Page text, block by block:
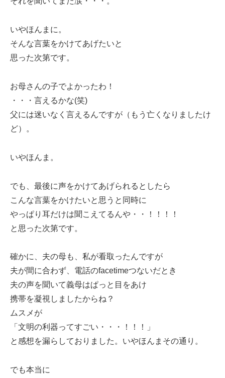
いやほんまに。
そんな言葉をかけてあげたいと
思った次第です。
お母さんの子でよかったわ！
・・・言えるかな(笑)
父には迷いなく言えるんですが（もう亡くなりましたけ
ど）。
いやほんま。
でも、最後に声をかけてあげられるとしたら
こんな言葉をかけたいと思うと同時に
やっぱり耳だけは聞こえてるんや・・！！！！
と思った次第です。
確かに、夫の母も、私が看取ったんですが
夫が間に合わず、電話のfacetimeつないだとき
夫の声を聞いて義母はぱっと目をあけ
携帯を凝視しましたからね？
ムスメが
「文明の利器ってすごい・・・！！！」
と感想を漏らしておりました。いやほんまその通り。
でも本当に